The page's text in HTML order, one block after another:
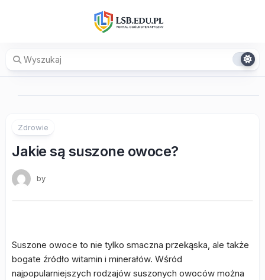
Zdrowie
Jakie są suszone owoce?
by
Suszone owoce to nie tylko smaczna przekąska, ale także
bogate źródło witamin i minerałów. Wśród
najpopularniejszych rodzajów suszonych owoców można